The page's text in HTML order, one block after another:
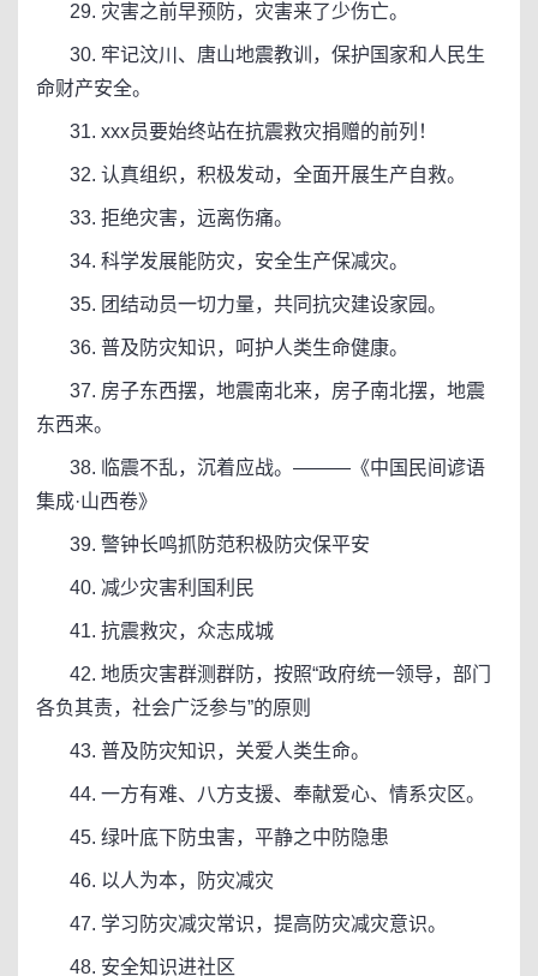
29. 灾害之前早预防，灾害来了少伤亡。
30. 牢记汶川、唐山地震教训，保护国家和人民生
命财产安全。
31. xxx员要始终站在抗震救灾捐赠的前列！
32. 认真组织，积极发动，全面开展生产自救。
33. 拒绝灾害，远离伤痛。
34. 科学发展能防灾，安全生产保减灾。
35. 团结动员一切力量，共同抗灾建设家园。
36. 普及防灾知识，呵护人类生命健康。
37. 房子东西摆，地震南北来，房子南北摆，地震
东西来。
38. 临震不乱，沉着应战。———《中国民间谚语
集成·山西卷》
39. 警钟长鸣抓防范积极防灾保平安
40. 减少灾害利国利民
41. 抗震救灾，众志成城
42. 地质灾害群测群防，按照“政府统一领导，部门
各负其责，社会广泛参与”的原则
43. 普及防灾知识，关爱人类生命。
44. 一方有难、八方支援、奉献爱心、情系灾区。
45. 绿叶底下防虫害，平静之中防隐患
46. 以人为本，防灾减灾
47. 学习防灾减灾常识，提高防灾减灾意识。
48. 安全知识进社区